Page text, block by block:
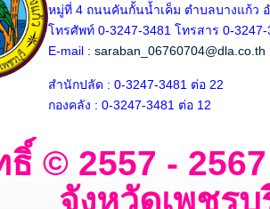
หมู่ที่ 4 ถนนคันกั้นน้ำเค็ม ตำบลบางแก้ว
โทรศัพท์ 0-3247-3481 โทรสาร 0-3247-
E-mail : saraban_06760704@dla.co.th
สำนักปลัด : 0-3247-3481 ต่อ 22
กองคลัง : 0-3247-3481 ต่อ 12
© 2557 -
จังหวัดเพชร